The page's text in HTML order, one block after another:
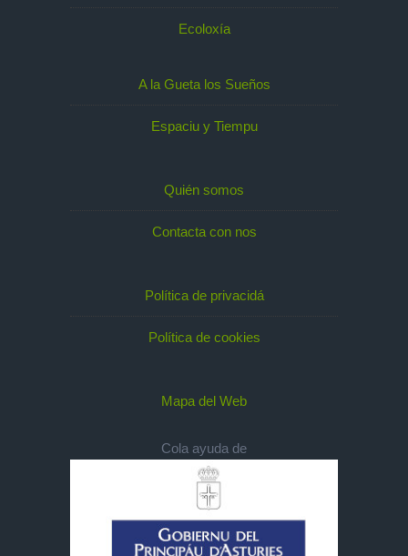
Ecoloxía
A la Gueta los Sueños
Espaciu y Tiempu
Quién somos
Contacta con nos
Política de privacidá
Política de cookies
Mapa del Web
Cola ayuda de